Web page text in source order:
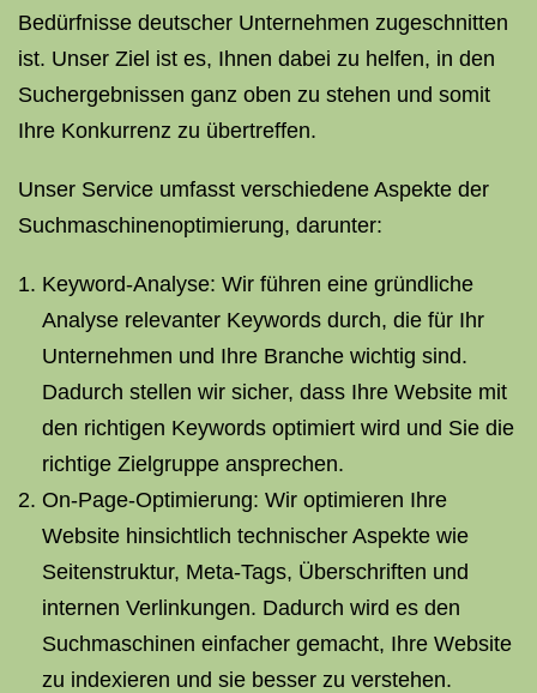
Bedürfnisse deutscher Unternehmen zugeschnitten
ist. Unser Ziel ist es, Ihnen dabei zu helfen, in den
Suchergebnissen ganz oben zu stehen und somit
Ihre Konkurrenz zu übertreffen.
Unser Service umfasst verschiedene Aspekte der
Suchmaschinenoptimierung, darunter:
Keyword-Analyse: Wir führen eine gründliche
Analyse relevanter Keywords durch, die für Ihr
Unternehmen und Ihre Branche wichtig sind.
Dadurch stellen wir sicher, dass Ihre Website mit
den richtigen Keywords optimiert wird und Sie die
richtige Zielgruppe ansprechen.
On-Page-Optimierung: Wir optimieren Ihre
Website hinsichtlich technischer Aspekte wie
Seitenstruktur, Meta-Tags, Überschriften und
internen Verlinkungen. Dadurch wird es den
Suchmaschinen einfacher gemacht, Ihre Website
zu indexieren und sie besser zu verstehen.